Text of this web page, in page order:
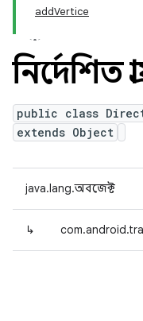
addVertice
নির্দেশিত
public class
extends Object
java.lang.অবজেক্ট
↳